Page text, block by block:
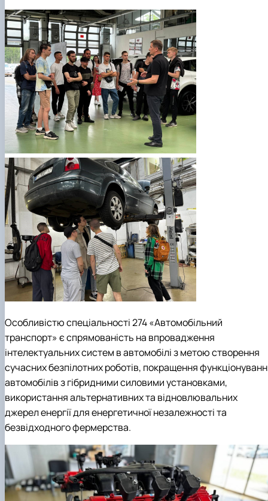
Особливістю спеціальності 274 «Автомобільний
транспорт» є спрямованість на впровадження
інтелектуальних систем в автомобілі з метою створення
сучасних безпілотних роботів, покращення
автомобілів з гібридними силовими установками,
використання альтернативних та відновлювальних
джерел енергії для енергетичної незалежності та
безвідходного фермерства.